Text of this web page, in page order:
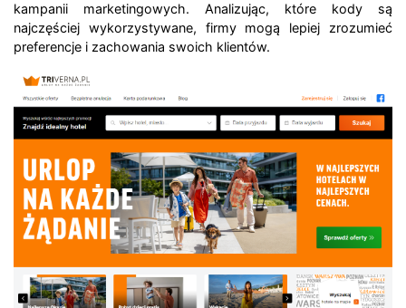
kampanii marketingowych. Analizując, które kody są
najczęściej wykorzystywane, firmy mogą lepiej zrozumieć
preferencje i zachowania swoich klientów.